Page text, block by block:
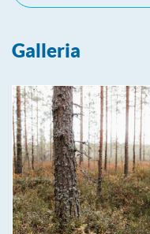
Galleria